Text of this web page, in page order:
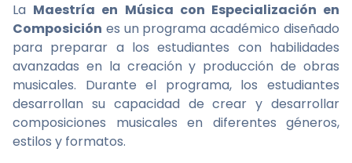
La Maestría en Música con Especialización en
Composición es un programa académico diseñado
para preparar a los estudiantes con habilidades
avanzadas en la creación y producción de obras
musicales. Durante el programa, los estudiantes
desarrollan su capacidad de crear y desarrollar
composiciones musicales en diferentes géneros,
estilos y formatos.